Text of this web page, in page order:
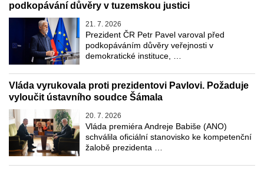
podkopávání důvěry v tuzemskou justici
21. 7. 2026
Prezident ČR Petr Pavel varoval před
podkopáváním důvěry veřejnosti v
demokratické instituce, …
Vláda vyrukovala proti prezidentovi Pavlovi. Požaduje
vyloučit ústavního soudce Šámala
20. 7. 2026
Vláda premiéra Andreje Babiše (ANO)
schválila oficiální stanovisko ke kompetenční
žalobě prezidenta …